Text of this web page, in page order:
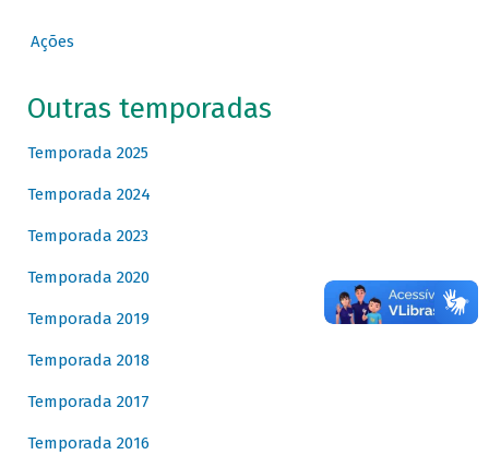
Ações
Outras temporadas
Temporada 2025
Temporada 2024
Temporada 2023
Temporada 2020
Temporada 2019
Temporada 2018
Temporada 2017
Temporada 2016